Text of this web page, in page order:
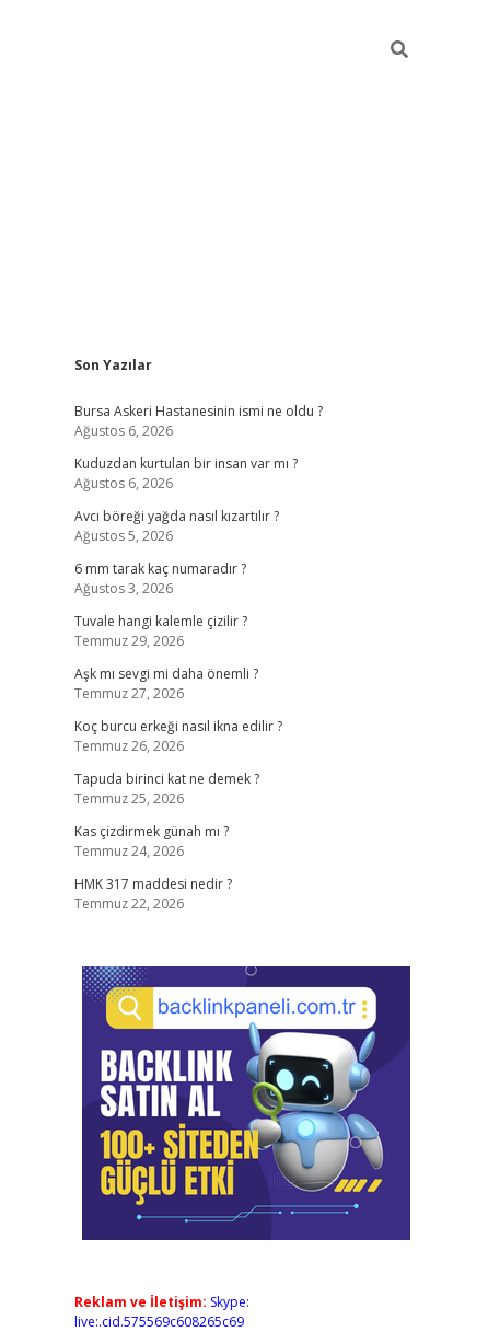
Sidebar
Son Yazılar
Bursa Askeri Hastanesinin ismi ne oldu ?
Ağustos 6, 2026
Kuduzdan kurtulan bir insan var mı ?
Ağustos 6, 2026
Avcı böreği yağda nasıl kızartılır ?
Ağustos 5, 2026
6 mm tarak kaç numaradır ?
Ağustos 3, 2026
Tuvale hangi kalemle çizilir ?
Temmuz 29, 2026
Aşk mı sevgi mi daha önemli ?
Temmuz 27, 2026
Koç burcu erkeği nasıl ikna edilir ?
Temmuz 26, 2026
Tapuda birinci kat ne demek ?
Temmuz 25, 2026
Kas çizdirmek günah mı ?
Temmuz 24, 2026
HMK 317 maddesi nedir ?
Temmuz 22, 2026
Reklam ve İletişim: Skype:
live:.cid.575569c608265c69